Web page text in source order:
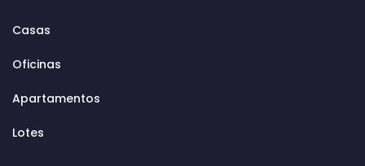
Casas
Oficinas
Apartamentos
Lotes